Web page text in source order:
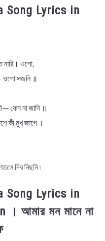
Song Lyrics in
নারি। ওগো,
ওগো সজনি ॥
কেন না জানি ॥
কী মুখ জাগে ।
দিব নিছনি ৷
Song Lyrics in
আমার মন মানে না